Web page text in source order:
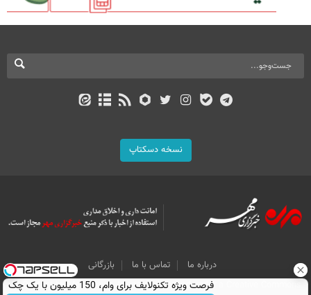
نسخه دسکتاپ
درباره ما تماس با ما
بازرگانی
All Content by Mehr News Agency is licensed under a Creative Commons
فرصت ویژه تکنولایف برای وام، 150 میلیون با یک چک